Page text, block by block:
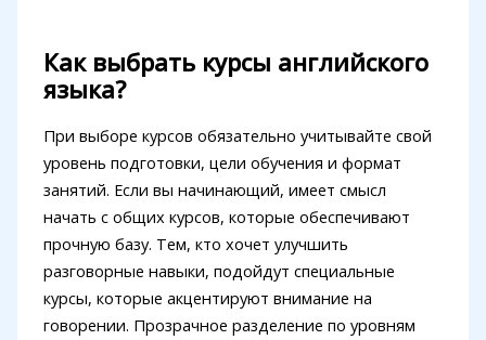
Как выбрать курсы английского
языка?
При выборе курсов обязательно учитывайте свой
уровень подготовки, цели обучения и формат
занятий. Если вы начинающий, имеет смысл
начать с общих курсов, которые обеспечивают
прочную базу. Тем, кто хочет улучшить
разговорные навыки, подойдут специальные
курсы, которые акцентируют внимание на
говорении. Прозрачное разделение по уровням